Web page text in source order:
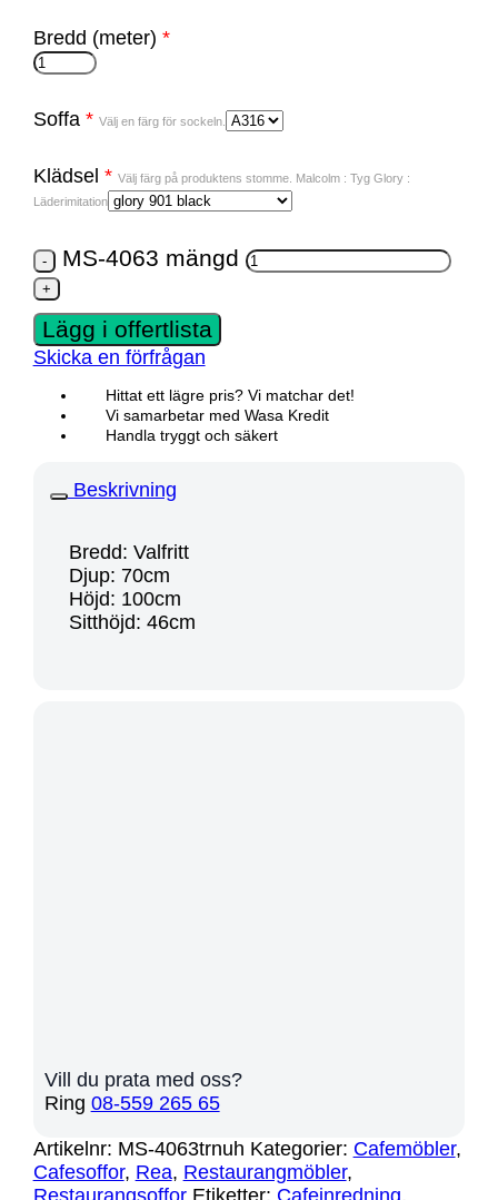
Bredd (meter) *
Soffa* Välj en färg för sockeln.
Klädsel * Välj färg på produktens stomme. Malcolm : Tyg Glory :
Läderimitation
MS-4063 mängd
Lägg i offertlista
Skicka en förfrågan
Hittat ett lägre pris? Vi matchar det!
Vi samarbetar med Wasa Kredit
Handla tryggt och säkert
Beskrivning
Bredd: Valfritt
Djup: 70cm
Höjd: 100cm
Sitthöjd: 46cm
Vill du prata med oss?
Ring 08-559 265 65
Artikelnr: MS-4063trnuh Kategorier: Cafemöbler,
Cafesoffor, Rea, Restaurangmöbler,